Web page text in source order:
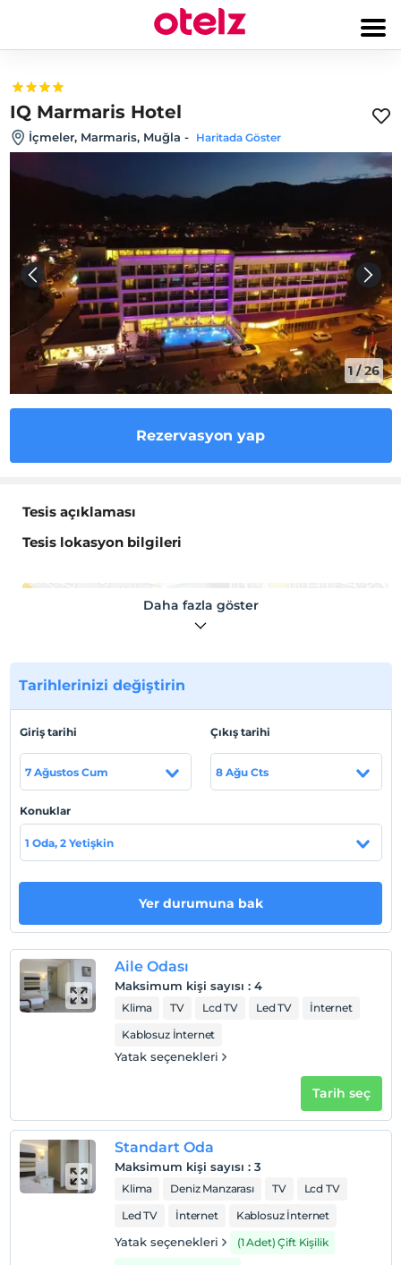
IQ Marmaris Hotel
İçmeler, Marmaris, Muğla - Haritada Göster
1 /26
Rezervasyon yap
Tesis açıklaması
Tesis lokasyon bilgileri
Otel koşulları
Check/in
En erken saat 14:00 ve sonrası
Check/out
En geç saat 12:00 ve öncesi
Evcil hayvan kabul edilmemektedir.
Sigara
Odalarda sigara içilmez
Çocuklar
2 yaşına kadar olan bebekler ücretsizdir.
Her bir oda için 6 yaşına kadar 2 çocuk ücretsizdir
Daha fazla göster
Tarihlerinizi değiştirin
Giriş tarihi
7 Ağustos Cum
Çıkış tarihi
8 Ağu Cts
Konuklar
1 Oda, 2 Yetişkin
Yer durumuna bak
Aile Odası
Maksimum kişi sayısı : 4
Klima TV Lcd TV Led TV
İnternet
Kablosuz İnternet
Yatak seçenekleri
Tarih seç
Standart Oda
Maksimum kişi sayısı : 3
Klima Deniz Manzarası TV
Lcd TV
Led TV
İnternet Kablosuz İnternet
Yatak seçenekleri
(1 Adet) Çift Kişilik